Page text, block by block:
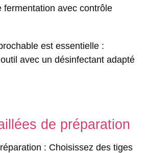
fermentation avec contrôle
est essentielle :
avec un désinfectant adapté
de préparation
: Choisissez des tiges